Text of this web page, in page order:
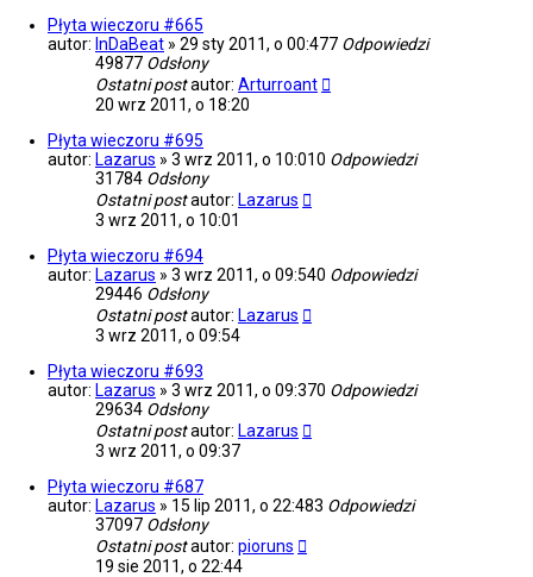
Płyta wieczoru #665
autor: InDaBeat » 29 sty 2011, o 00:477 Odpowiedzi
49877 Odsłony
Ostatni postautor: Arturroant
20 wrz 2011, o 18:20
Płyta wieczoru #695
autor: Lazarus » 3 wrz 2011, o 10:010 Odpowiedzi
31784 Odsłony
Ostatni postautor: Lazarus
3 wrz 2011, o 10:01
Płyta wieczoru #694
autor: Lazarus » 3 wrz 2011, o 09:540 Odpowiedzi
29446 Odsłony
Ostatni postautor: Lazarus
3 wrz 2011, o 09:54
Płyta wieczoru #693
autor: Lazarus » 3 wrz 2011, o 09:370 Odpowiedzi
29634 Odsłony
Ostatni postautor: Lazarus
3 wrz 2011, o 09:37
Płyta wieczoru #687
autor: Lazarus » 15 lip 2011, o 22:483 Odpowiedzi
37097 Odsłony
Ostatni postautor: pioruns
19 sie 2011, o 22:44